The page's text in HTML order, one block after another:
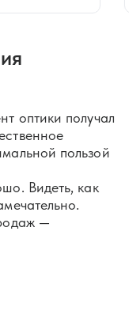
оптики получал
пользой
Видеть, как
—